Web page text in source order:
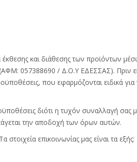
και διάθεσης των προϊόντων
057388690 / Δ.Ο.Υ ΕΔΕΣΣΑΣ). Πριν
που εφαρμόζονται ειδικά
διότι η τυχόν συναλλαγή
την αποδοχή των όρων αυτών.
στοιχεία επικοινωνίας μας είναι τα εξής: